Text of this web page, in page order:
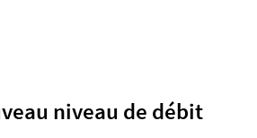
niveau de débit